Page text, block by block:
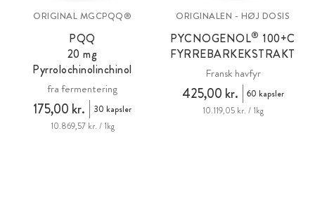
ORIGINAL MGCPQQ®
PQQ
20mg
Pyrrolochinolinchinol
fra fermentering
175,00 kr.
30 kapsler
10.869,57 kr. / 1kg
ORIGINALEN - HØJ DOSIS
PYCNOGENOL® 100+C
FYRREBARKEKSTRAKT
Fransk havfyr
425,00 kr.
60 kapsler
10.119,05 kr. / 1kg